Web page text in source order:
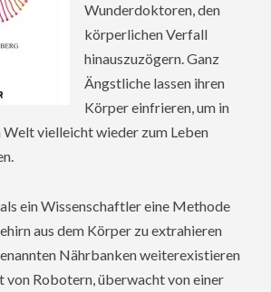
Wunderdoktoren, den
körperlichen Verfall
hinauszuzögern. Ganz
Ängstliche lassen ihren
Körper einfrieren, um in
vielleicht wieder zum Leben
ein Wissenschaftler eine Methode
aus dem Körper zu extrahieren
Nährbanken weiterexistieren
von Robotern, überwacht von einer